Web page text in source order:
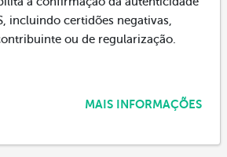
incluindo certidões negativas,
ou de regularização.
MAIS INFORMAÇÕES